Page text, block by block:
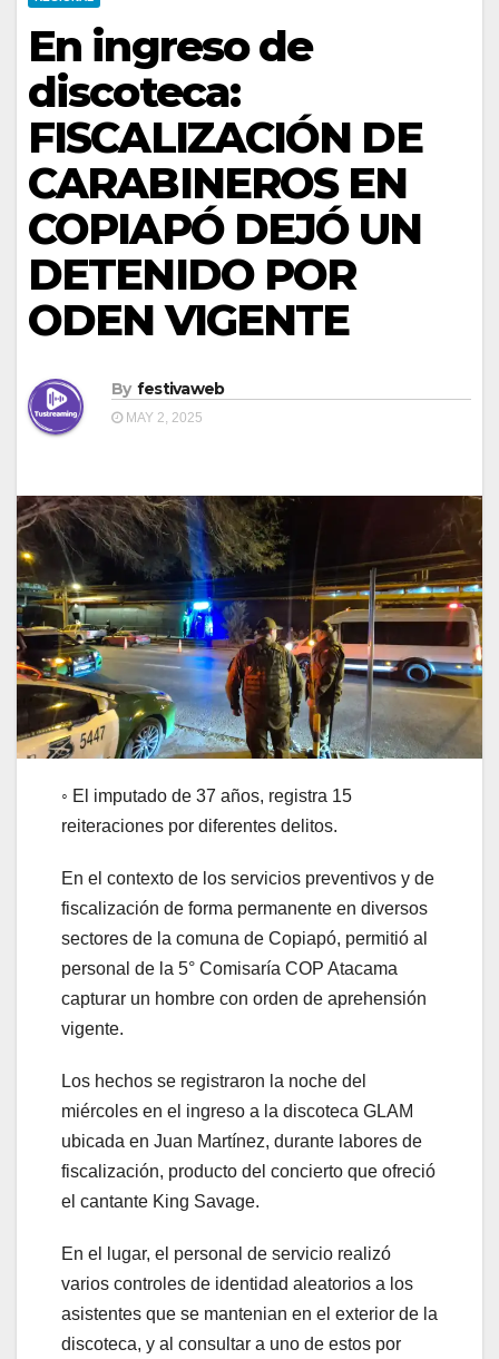
En ingreso de
discoteca:
FISCALIZACIÓN DE
CARABINEROS EN
COPIAPÓ DEJÓ UN
DETENIDO POR
ODEN VIGENTE
By festivaweb
MAY 2, 2025
◦ El imputado de 37 años, registra 15
reiteraciones por diferentes delitos.
En el contexto de los servicios preventivos y de
fiscalización de forma permanente en diversos
sectores de la comuna de Copiapó, permitió al
personal de la 5° Comisaría COP Atacama
capturar un hombre con orden de aprehensión
vigente.
Los hechos se registraron la noche del
miércoles en el ingreso a la discoteca GLAM
ubicada en Juan Martínez, durante labores de
fiscalización, producto del concierto que ofreció
el cantante King Savage.
En el lugar, el personal de servicio realizó
varios controles de identidad aleatorios a los
asistentes que se mantenian en el exterior de la
discoteca, y al consultar a uno de estos por